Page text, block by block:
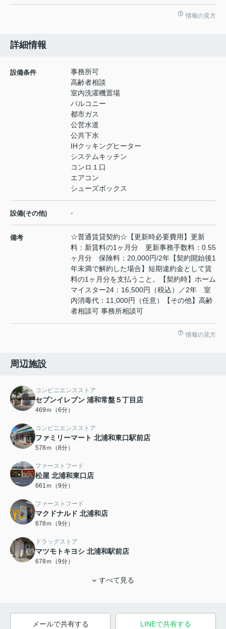
情報の見方
詳細情報
設備条件
事務所可
高齢者相談
室内洗濯機置場
バルコニー
都市ガス
公営水道
公共下水
IHクッキングヒーター
システムキッチン
コンロ１口
エアコン
シューズボックス
設備(その他) -
備考
☆普通賃貸契約☆【更新時必要費用】更新
料：新賃料の1ヶ月分 更新事務手数料：0.55
ヶ月分 保険料：20,000円/2年【契約開始後1
年未満で解約した場合】短期違約金として賃
料の1ヶ月分を支払うこと。【契約時】ホーム
マイスター24：16,500円（税込）／2年 室
内消毒代：11,000円（任意）【その他】高齢
者相談可 事務所相談可
情報の見方
周辺施設
コンビニエンスストア
セブンイレブン 浦和常盤５丁目店
469ｍ（6分）
コンビニエンスストア
ファミリーマート 北浦和東口駅前店
578ｍ（8分）
ファーストフード
松屋 北浦和東口店
661ｍ（9分）
ファーストフード
マクドナルド 北浦和店
678ｍ（9分）
ドラッグストア
マツモトキヨシ 北浦和駅前店
678ｍ（9分）
すべて見る
メールで共有する LINEで共有する